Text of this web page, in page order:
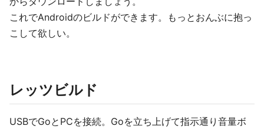
これでAndroidのビルドができます。もっとおんぶに抱っ
こして欲しい。
レッツビルド
USBでGoとPCを接続。Goを立ち上げて指示通り音量ボ